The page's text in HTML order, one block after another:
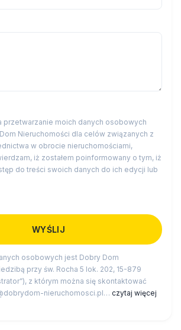
przetwarzanie moich danych osobowych
Nieruchomości dla celów związanych z
w obrocie nieruchomościami,
iż zostałem poinformowany o tym, iż
do treści swoich danych do ich edycji lub
osobowych jest Dobry Dom
przy św. Rocha 5 lok. 202, 15-879
z którym można się skontaktować
nieruchomosci.pl… czytaj więcej